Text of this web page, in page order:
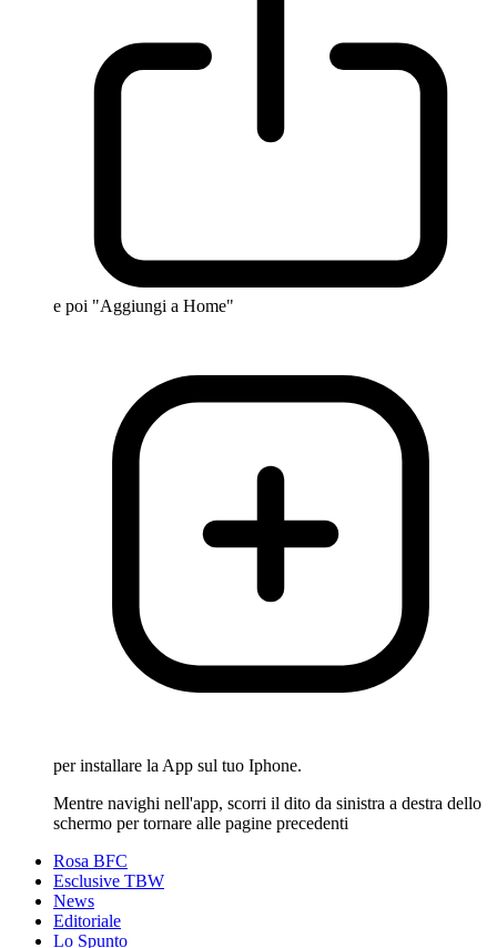
e poi "Aggiungi a Home"
per installare la App sul tuo Iphone.
Mentre navighi nell'app, scorri il dito da sinistra a destra dello
schermo per tornare alle pagine precedenti
Rosa BFC
Esclusive TBW
News
Editoriale
Lo Spunto